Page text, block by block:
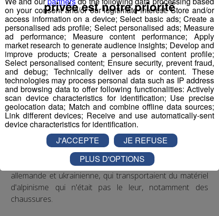
pas aux vols.
Le samedi 7 septembre, des alpinistes ont été
interceptés par la Brigade Blanche à leur redescente du
massif du Mont-Blanc.
Les agents de la Brigade Blanche, basés au Nid d'Aigle,
sont chargés de veiller que les candidats à l'ascension
du mont Blanc sont bien équipés et respectent la
réglementation de l'Arrêté de protection de l'habitat
naturel (APNH).
Ils ont donc contrôlé les alpinistes, de nationalité
allemande et ukrainienne, qui transportaient du matériel
d'alpinisme qui n'était pas le leur, notamment des
chaussures.
on your consent and/or our legitimate interest: Store and/or
access information on a device; Select basic ads; Create a
personalised ads profile; Select personalised ads; Measure
ad performance; Measure content performance; Apply
market research to generate audience insights; Develop and
improve products; Create a personalised content profile;
Select personalised content; Ensure security, prevent fraud,
and debug; Technically deliver ads or content. These
technologies may process personal data such as IP address
and browsing data to offer following functionalities: Actively
scan device characteristics for identification; Use precise
geolocation data; Match and combine offline data sources;
Link different devices; Receive and use automatically-sent
device characteristics for identification.
privée est notre priorité
J'ACCEPTE
JE REFUSE
PLUS D'OPTIONS